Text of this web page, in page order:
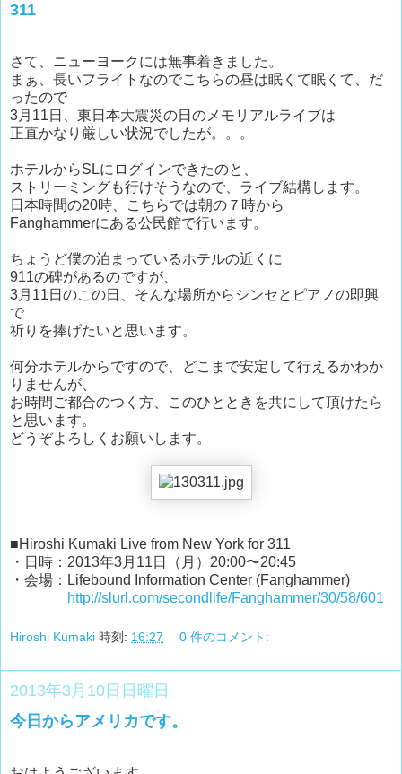
311
さて、ニューヨークには無事着きました。
まぁ、長いフライトなのでこちらの昼は眠くて眠くて、だ
ったので
3月11日、東日本大震災の日のメモリアルライブは
正直かなり厳しい状況でしたが。。。
ホテルからSLにログインできたのと、
ストリーミングも行けそうなので、ライブ結構します。
日本時間の20時、こちらでは朝の７時から
Fanghammerにある公民館で行います。
ちょうど僕の泊まっているホテルの近くに
911の碑があるのですが、
3月11日のこの日、そんな場所からシンセとピアノの即興
で
祈りを捧げたいと思います。
何分ホテルからですので、どこまで安定して行えるかわか
りませんが、
お時間ご都合のつく方、このひとときを共にして頂けたら
と思います。
どうぞよろしくお願いします。
■Hiroshi Kumaki Live from New York for 311
・日時：2013年3月11日（月）20:00〜20:45
・会場：Lifebound Information Center (Fanghammer)
http://slurl.com/secondlife/Fanghammer/30/58/601
Hiroshi Kumaki 時刻: 16:27 0 件のコメント:
2013年3月10日日曜日
今日からアメリカです。